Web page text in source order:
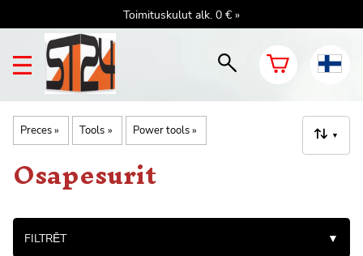
Toimituskulut alk. 0 € »
Preces‪» Tools ‪» Power tools‪» ▼
Osapesurit
FILTRĒT ▼